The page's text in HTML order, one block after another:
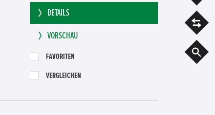
DETAILS
VORSCHAU
FAVORITEN
VERGLEICHEN